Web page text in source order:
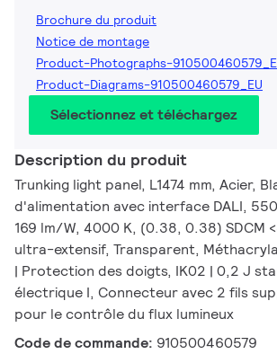
Brochure du produit
Notice de montage
Product-Photographs-
Product-Diagrams-910500460579_EU
Sélectionnez et téléchargez
Description du produit
Trunking light panel, L1474 mm, Acier,
d'alimentation avec interface DALI,
169 lm/W, 4000 K, (0.38, 0.38) SDCM
ultra-extensif, Transparent,
| Protection des doigts, IK02 | 0,2 J
électrique I, Connecteur avec 2 fils
pour le contrôle du flux lumineux
Code de commande: 910500460579